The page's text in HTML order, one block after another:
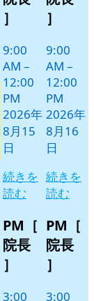
日
ト)
］
9:00
AM –
12:00
PM
2026年
8月15
日
続きを
読む
PM［
院長
］
3:00
日
］
9:00
AM –
12:00
PM
2026年
8月16
日
続きを
読む
PM［
院長
］
3:00